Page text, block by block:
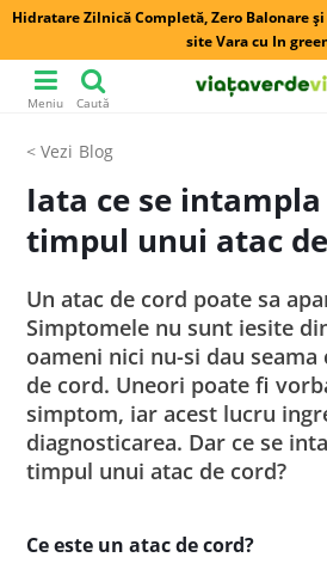
Hidratare Zilnică Completă, Zero Balonare
site Vara cu In
Meniu Caută
Blog
Iata ce se
timpul unui atac
Un atac de cord poate sa
Simptomele nu sunt iesite
oameni nici nu-si dau seama
de cord. Uneori poate fi
simptom, iar acest lucru
diagnosticarea. Dar ce se
timpul unui atac de cord?
Ce este un atac de cord?